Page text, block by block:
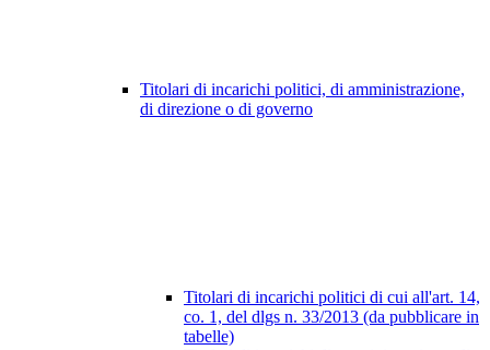
Titolari di incarichi politici, di amministrazione,
di direzione o di governo
Titolari di incarichi politici di cui all'art. 14,
co. 1, del dlgs n. 33/2013 (da pubblicare in
tabelle)